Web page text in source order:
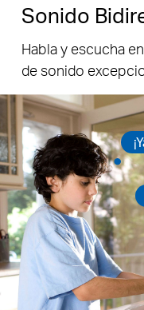
Sonido
Habla y escucha
de sonido